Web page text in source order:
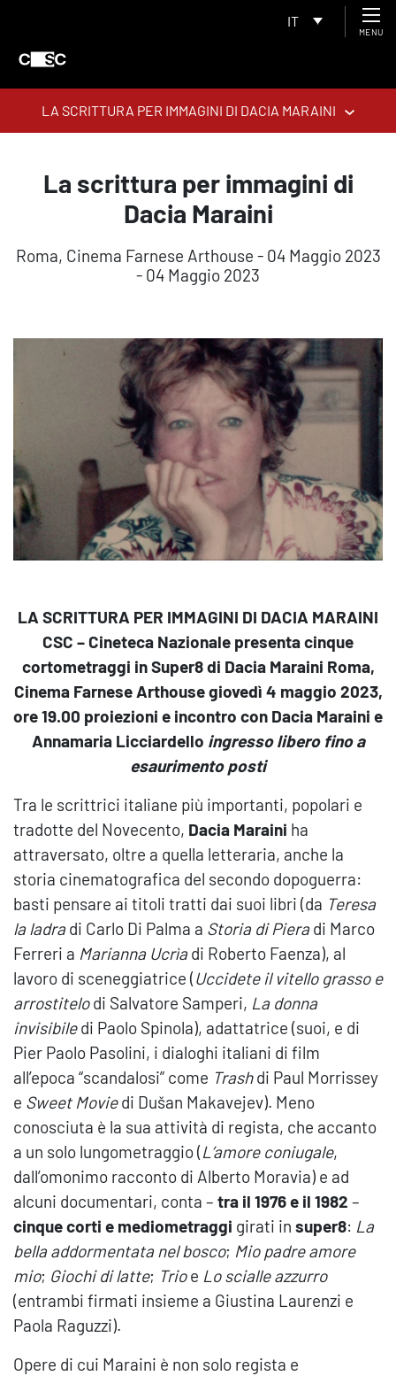
IT
MENU
LA SCRITTURA PER IMMAGINI DI DACIA MARAINI
La scrittura per immagini di
Dacia Maraini
Roma, Cinema Farnese Arthouse - 04 Maggio 2023
- 04 Maggio 2023
LA SCRITTURA PER IMMAGINI DI DACIA MARAINI
CSC – Cineteca Nazionale presenta cinque
cortometraggi in Super8 di Dacia Maraini Roma,
Cinema Farnese Arthousegiovedì 4 maggio 2023,
ore 19.00 proiezioni e incontro con Dacia Maraini e
Annamaria Licciardello ingresso libero fino a
esaurimento posti
Tra le scrittrici italiane più importanti, popolari e
tradotte del Novecento, Dacia Maraini ha
attraversato, oltre a quella letteraria, anche la
storia cinematografica del secondo dopoguerra:
basti pensare ai titoli tratti dai suoi libri (da Teresa
la ladradi Carlo Di Palma a Storia di Pieradi Marco
Ferreri a Marianna Ucrìadi Roberto Faenza), al
lavoro di sceneggiatrice (Uccidete il vitello grasso e
arrostitelodi Salvatore Samperi, La donna
invisibiledi Paolo Spinola), adattatrice (suoi, e di
Pier Paolo Pasolini, i dialoghi italiani di film
all’epoca “scandalosi” come Trashdi Paul Morrissey
e Sweet Moviedi Dušan Makavejev). Meno
conosciuta è la sua attività di regista, che accanto
a un solo lungometraggio (L’amore coniugale,
dall’omonimo racconto di Alberto Moravia) e ad
alcuni documentari, conta – tra il 1976 e il 1982 –
cinque corti e mediometraggi girati in super8: La
bella addormentata nel bosco; Mio padre amore
mio; Giochi di latte; Trioe Lo scialle azzurro
(entrambi firmati insieme a Giustina Laurenzi e
Paola Raguzzi).
Opere di cui Maraini è non solo regista e